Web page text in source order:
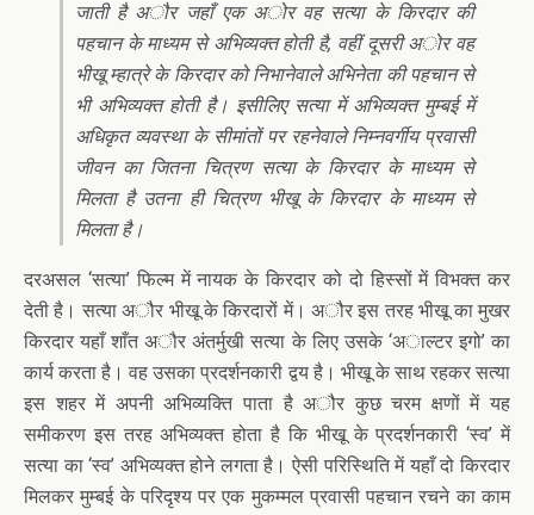
जाती है अौर जहाँ एक अोर वह सत्या के किरदार की
पहचान के माध्यम से अभिव्यक्त होती है, वहीं दूसरी अोर वह
भीखू म्हात्रे के किरदार को निभानेवाले अभिनेता की पहचान से
भी अभिव्यक्त होती है। इसीलिए सत्या में अभिव्यक्त मुम्बई में
अधिकृत व्यवस्था के सीमांतों पर रहनेवाले निम्नवर्गीय प्रवासी
जीवन का जितना चित्रण सत्या के किरदार के माध्यम से
मिलता है उतना ही चित्रण भीखू के किरदार के माध्यम से
मिलता है।
दरअसल ‘सत्या’ फिल्म में नायक के किरदार को दो हिस्सों में विभक्त कर
देती है। सत्या अौर भीखू के किरदारों में। अौर इस तरह भीखू का मुखर
किरदार यहाँ शाँत अौर अंतर्मुखी सत्या के लिए उसके ‘अाल्टर इगो’ का
कार्य करता है। वह उसका प्रदर्शनकारी द्वय है। भीखू के साथ रहकर सत्या
इस शहर में अपनी अभिव्यक्ति पाता है अौर कुछ चरम क्षणों में यह
समीकरण इस तरह अभिव्यक्त होता है कि भीखू के प्रदर्शनकारी ‘स्व’ में
सत्या का ‘स्व’ अभिव्यक्त होने लगता है। ऐसी परिस्थिति में यहाँ दो किरदार
मिलकर मुम्बई के परिदृश्य पर एक मुकम्मल प्रवासी पहचान रचने का काम